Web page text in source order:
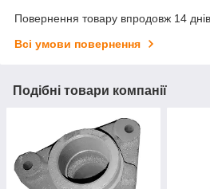
Повернення товару впродовж 14
Всі умови повернення
Подібні товари компанії